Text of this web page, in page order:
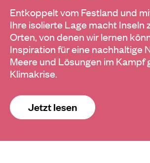
Entkoppelt vom Festland und
Ihre isolierte Lage macht Inseln
Orten, von denen wir lernen
Inspiration für eine nachhaltige
Meere und Lösungen im Kampf
Klimakrise.
Jetzt lesen